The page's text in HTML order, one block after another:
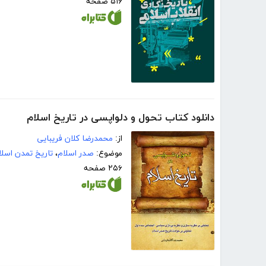
دانلود کتاب تحول و دلواپسی در تاریخ اسلام
از: محمدرضا کلان فریبایی
موضوع: صدر اسلام، تاریخ تمدن
۲۵۶ صفحه